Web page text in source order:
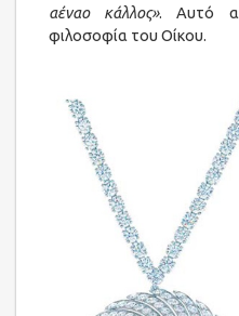
αέναο κάλλος». Αυτό
φιλοσοφία του Οίκου.